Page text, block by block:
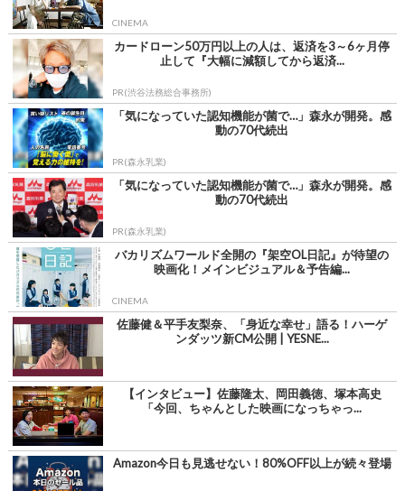
CINEMA
カードローン50万円以上の人は、返済を3～6ヶ月停
止して『大幅に減額してから返済...
PR(渋谷法務総合事務所)
「気になっていた認知機能が菌で…」森永が開発。感
動の70代続出
PR(森永乳業)
「気になっていた認知機能が菌で…」森永が開発。感
動の70代続出
PR(森永乳業)
バカリズムワールド全開の『架空OL日記』が待望の
映画化！メインビジュアル＆予告編...
CINEMA
佐藤健＆平手友梨奈、「身近な幸せ」語る！ハーゲ
ンダッツ新CM公開 | YESNE...
【インタビュー】佐藤隆太、岡田義徳、塚本高史
「今回、ちゃんとした映画になっちゃっ...
Amazon今日も見逃せない！80%OFF以上が続々登場